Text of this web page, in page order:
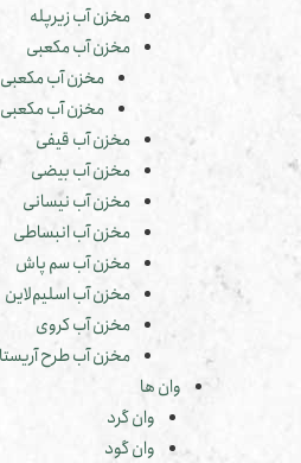
مخزن آب زیرپله
مخزن آب مکعبی
مخزن آب مکعبی افقی
مخزن آب مکعبی
مخزن آب قیفی
مخزن آب بیضی
مخزن آب نیسانی
مخزن آب انبساطی
مخزن آب سم پاش
مخزن آب اسلیم‌لاین
مخزن آب کروی
مخزن آب طرح آریستا
وان ها
وان گرد
وان گود